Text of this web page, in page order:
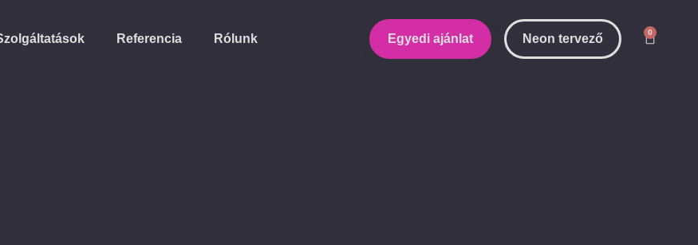
Referencia Rólunk Egyedi ajánlat Neon tervező 0